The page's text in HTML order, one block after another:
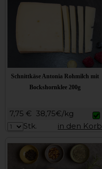
Schnittkäse Antonia Rohmilch mit
Bockshornklee 200g
7,75 € 38,75€/kg
Stk.
in den Korb